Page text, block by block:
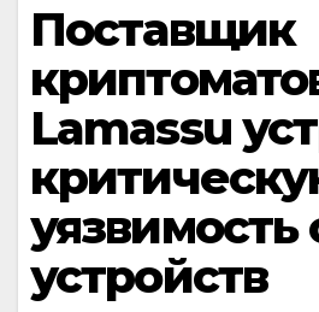
Поставщик
Lamassu
уязвимость
устройств